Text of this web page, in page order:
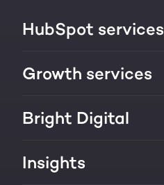
HubSpot services
HubSpot integraties
HubSpot CRM maatwerk
Growth services
Websites & portals
Groei strategie
Bright Digital
Over ons
Insights